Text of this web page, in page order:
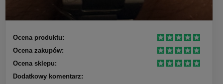
Ocena produktu:
Ocena zakupów:
Ocena sklepu:
Dodatkowy komentarz: